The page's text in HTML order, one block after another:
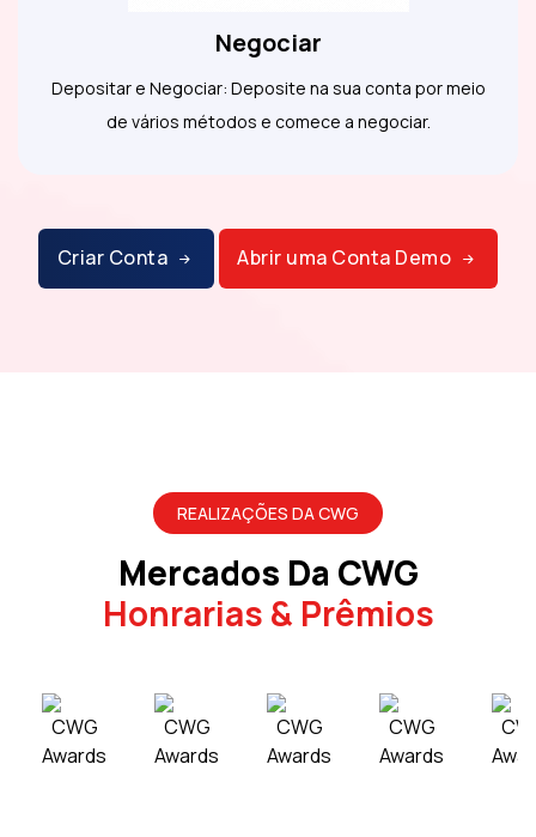
Negociar
Depositar e Negociar: Deposite na sua conta por meio
de vários métodos e comece a negociar.
Criar Conta Abrir uma Conta Demo
REALIZAÇÕES DA CWG
Mercados Da CWG
Honrarias & Prêmios